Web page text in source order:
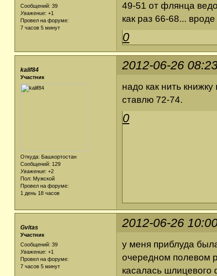
Сообщений: 39
Уважение: +1
Провел на форуме:
7 часов 5 минут
49-51 от флянца
как раз 66-68... вроде
0
2012-06-26
kalif84
Участник
Откуда: Башкортостан
Сообщений: 129
Уважение: +2
Пол: Мужской
Провел на форуме:
1 день 18 часов
надо как нить
ставлю 72-74.
0
2012-06-26
Gvitas
Участник
Сообщений: 39
Уважение: +1
Провел на форуме:
7 часов 5 минут
у меня приблуда
очередном полевом
касалась шлицевого